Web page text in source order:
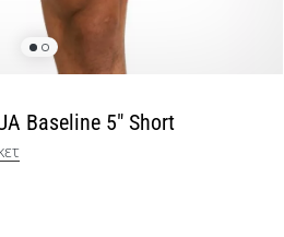
Baseline 5" Short